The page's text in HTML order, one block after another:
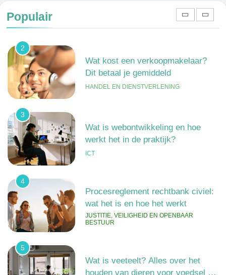
Populair
2
Wat kost een verkoopmakelaar?
Dit betaal je gemiddeld
HANDEL EN DIENSTVERLENING
3
Wat is webontwikkeling en hoe
werkt het in de praktijk?
ICT
4
Procesreglement rechtbank civiel:
wat het is en hoe het werkt
JUSTITIE, VEILIGHEID EN OPENBAAR
BESTUUR
5
Wat is veeteelt? Alles over het
houden van dieren voor voedsel en